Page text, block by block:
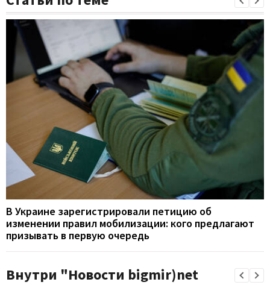
В Украине зарегистрировали петицию об
изменении правил мобилизации: кого предлагают
призывать в первую очередь
Внутри "Новости bigmir)net